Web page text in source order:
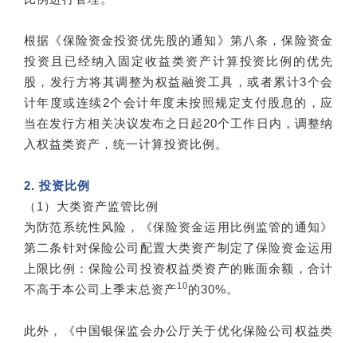
根据《保险资金投资优先股的通知》第八条，保险资金
投资且已经纳入固定收益类资产计算投资比例的优先
股，发行方将其调整为权益融资工具，或者累计3个会
计年度或连续2个会计年度未按照规定支付股息的，应
当在发行方相关决议发布之日起20个工作日内，调整纳
入权益类资产，统一计算投资比例。
2. 投资比例
（1）大类资产监管比例
为防范系统性风险，《保险资金运用比例监管的通知》
第二条针对保险公司配置大类资产制定了保险资金运用
上限比例：保险公司投资权益类资产的账面余额，合计
不高于本公司上季末总资产10的30%。
此外，《中国银保监会办公厅关于优化保险公司权益类